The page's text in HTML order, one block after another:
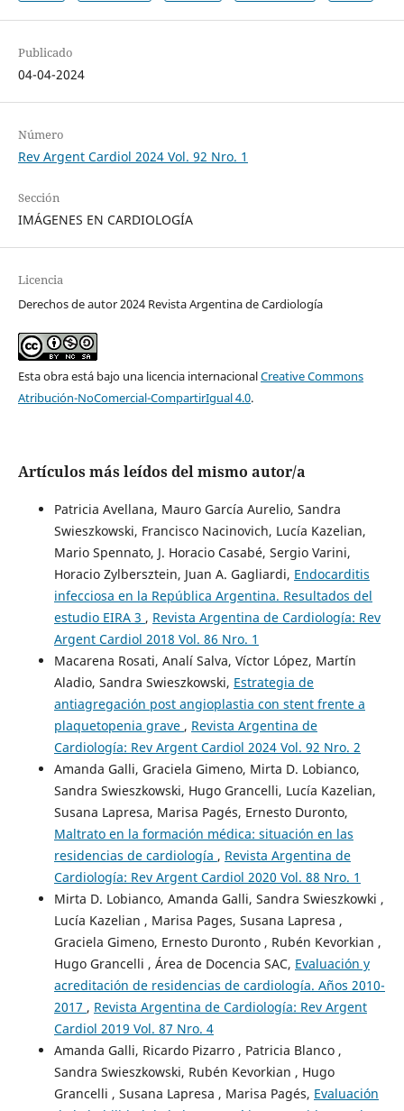
Publicado
04-04-2024
Número
Rev Argent Cardiol 2024 Vol. 92 Nro. 1
Sección
IMÁGENES EN CARDIOLOGÍA
Licencia
Derechos de autor 2024 Revista Argentina de Cardiología
Esta obra está bajo una licencia internacionalCreative Commons
Atribución-NoComercial-CompartirIgual 4.0.
Artículos más leídos del mismo autor/a
Patricia Avellana, Mauro García Aurelio, Sandra
Swieszkowski, Francisco Nacinovich, Lucía Kazelian,
Mario Spennato, J. Horacio Casabé, Sergio Varini,
Horacio Zylbersztein, Juan A. Gagliardi, Endocarditis
infecciosa en la República Argentina. Resultados del
estudio EIRA 3 , Revista Argentina de Cardiología: Rev
Argent Cardiol 2018 Vol. 86 Nro. 1
Macarena Rosati, Analí Salva, Víctor López, Martín
Aladio, Sandra Swieszkowski, Estrategia de
antiagregación post angioplastia con stent frente a
plaquetopenia grave , Revista Argentina de
Cardiología: Rev Argent Cardiol 2024 Vol. 92 Nro. 2
Amanda Galli, Graciela Gimeno, Mirta D. Lobianco,
Sandra Swieszkowski, Hugo Grancelli, Lucía Kazelian,
Susana Lapresa, Marisa Pagés, Ernesto Duronto,
Maltrato en la formación médica: situación en las
residencias de cardiología , Revista Argentina de
Cardiología: Rev Argent Cardiol 2020 Vol. 88 Nro. 1
Mirta D. Lobianco, Amanda Galli, Sandra Swieszkowki ,
Lucía Kazelian , Marisa Pages, Susana Lapresa ,
Graciela Gimeno, Ernesto Duronto , Rubén Kevorkian ,
Hugo Grancelli , Área de Docencia SAC, Evaluación y
acreditación de residencias de cardiología. Años 2010-
2017 , Revista Argentina de Cardiología: Rev Argent
Cardiol 2019 Vol. 87 Nro. 4
Amanda Galli, Ricardo Pizarro , Patricia Blanco ,
Sandra Swieszkowski, Rubén Kevorkian , Hugo
Grancelli , Susana Lapresa , Marisa Pagés, Evaluación